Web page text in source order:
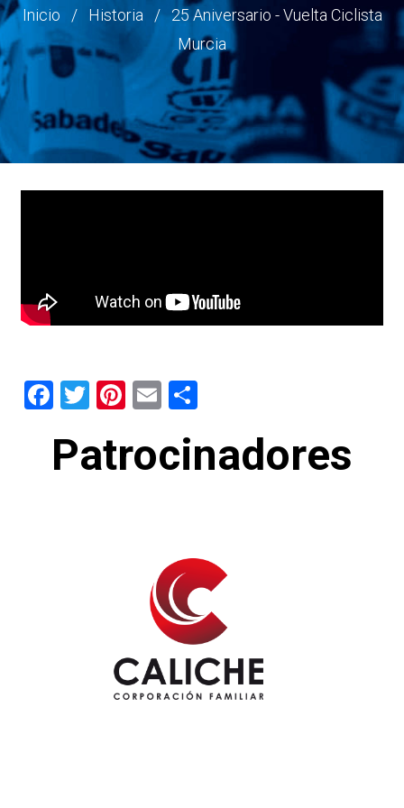
Ruta
de
navegación
Inicio Historia
25 Aniversario - Vuelta Ciclista
Murcia
Facebook
Twitter
Pinterest
Email
Patrocinadores